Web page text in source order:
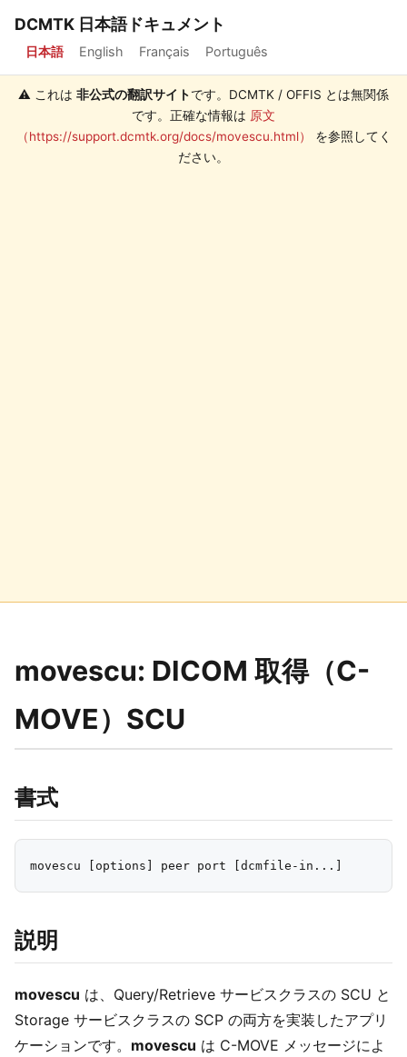
DCMTK 日本語ドキュメント
日本語 English Français Português
⚠️ これは 非公式の翻訳サイトです。DCMTK / OFFIS とは無関係
です。正確な情報は 原文
（https://support.dcmtk.org/docs/movescu.html）
を参照してく
ださい。
movescu: DICOM 取得（C-
MOVE）SCU
書式
説明
movescu は、Query/Retrieve サービスクラスの SCU と
Storage サービスクラスの SCP の両方を実装したアプリ
ケーションです。 movescu は C-MOVE メッセージによ